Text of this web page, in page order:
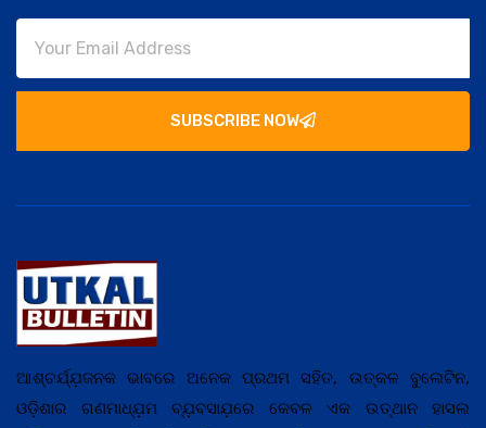
SUBSCRIBE NOW
ଆଶ୍ଚର୍ଯ୍ଯ଼ଜନକ ଭାବରେ ଅନେକ ପ୍ରଥମ ସହିତ, ଉତ୍କଳ ବୁଲେଟିନ,
ଓଡ଼ିଶାର ଗଣମାଧ୍ଯ଼ମ ବ୍ଯ଼ବସାଯ଼ରେ କେବଳ ଏକ ଉତ୍ଥାନ ହାସଲ